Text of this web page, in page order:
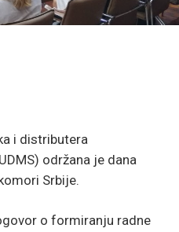
i distributera
održana je dana
Srbije.
o formiranju radne